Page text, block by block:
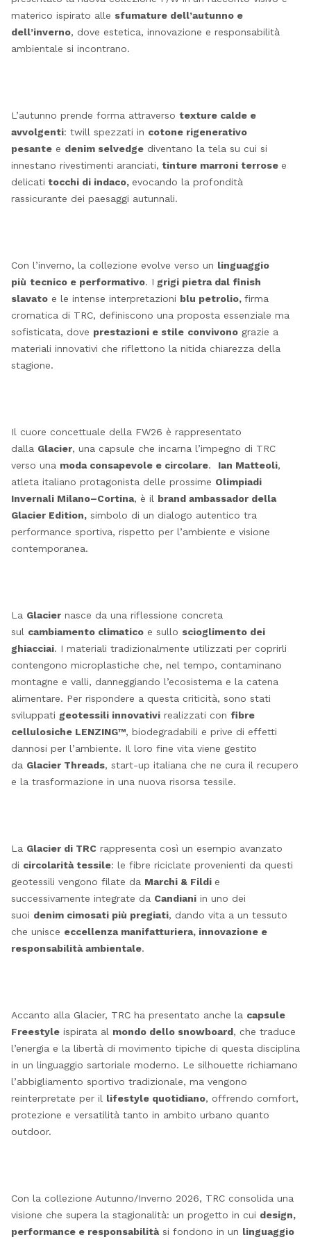
materico ispirato alle sfumature dell’autunno e
dell’inverno, dove estetica, innovazione e responsabilità
ambientale si incontrano.
L’autunno prende forma attraverso texture calde e
avvolgenti: twill spezzati in cotone rigenerativo
pesantee denim selvedgediventano la tela su cui si
innestano rivestimenti aranciati, tinture marroni terrose e
delicati tocchi di indaco, evocando la profondità
rassicurante dei paesaggi autunnali.
Con l’inverno, la collezione evolve verso un linguaggio
più tecnico e performativo. I grigi pietra dal finish
slavatoe le intense interpretazioni blu petrolio, firma
cromatica di TRC, definiscono una proposta essenziale ma
sofisticata, dove prestazioni e stile convivonograzie a
materiali innovativi che riflettono la nitida chiarezza della
stagione.
Il cuore concettuale della FW26 è rappresentato
dalla Glacier, una capsule che incarna l’impegno di TRC
verso una moda consapevole e circolare. Ian Matteoli,
atleta italiano protagonista delle prossime Olimpiadi
Invernali Milano–Cortina, è il brand ambassador della
Glacier Edition,simbolo di un dialogo autentico tra
performance sportiva, rispetto per l’ambiente e visione
contemporanea.
La Glaciernasce da una riflessione concreta
sul cambiamento climaticoe sullo scioglimento dei
ghiacciai. I materiali tradizionalmente utilizzati per coprirli
contengono microplastiche che, nel tempo, contaminano
montagne e valli, danneggiando l’ecosistema e la catena
alimentare. Per rispondere a questa criticità, sono stati
sviluppati geotessili innovativirealizzati con fibre
cellulosiche LENZING™, biodegradabili e prive di effetti
dannosi per l’ambiente. Il loro fine vita viene gestito
da Glacier Threads, start-up italiana che ne cura il recupero
e la trasformazione in una nuova risorsa tessile.
La Glacier di TRCrappresenta così un esempio avanzato
di circolarità tessile: le fibre riciclate provenienti da questi
geotessili vengono filate da Marchi & Fildi e
successivamente integrate da Candianiin uno dei
suoi denim cimosati più pregiati, dando vita a un tessuto
che unisce eccellenza manifatturiera, innovazione e
responsabilità ambientale.
Accanto alla Glacier, TRC ha presentato anche la capsule
Freestyleispirata al mondo dello snowboard, che traduce
l’energia e la libertà di movimento tipiche di questa disciplina
in un linguaggio sartoriale moderno. Le silhouette richiamano
l’abbigliamento sportivo tradizionale, ma vengono
reinterpretate per il lifestyle quotidiano, offrendo comfort,
protezione e versatilità tanto in ambito urbano quanto
outdoor.
Con la collezione Autunno/Inverno 2026, TRC consolida una
visione che supera la stagionalità: un progetto in cui design,
performance e responsabilitàsi fondono in un linguaggio